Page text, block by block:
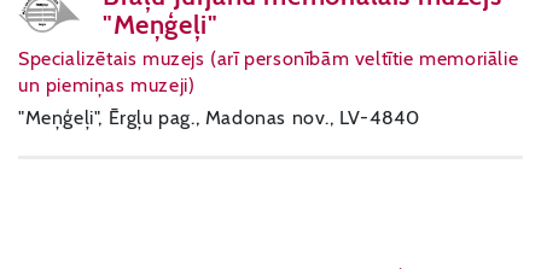
"Meņģeļi"
Specializētais muzejs (arī personībām veltītie memoriālie
un piemiņas muzeji)
"Meņģeļi", Ērgļu pag., Madonas nov., LV-4840